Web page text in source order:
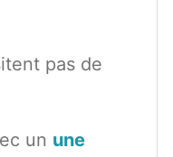
pas de
un une